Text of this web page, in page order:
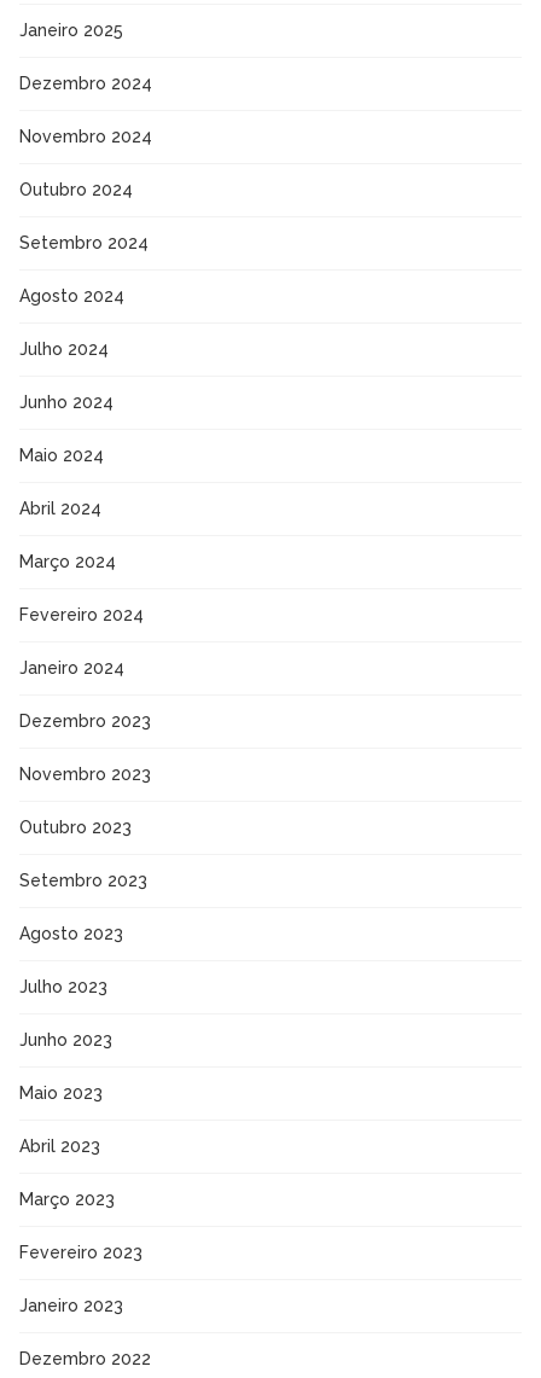
Janeiro 2025
Dezembro 2024
Novembro 2024
Outubro 2024
Setembro 2024
Agosto 2024
Julho 2024
Junho 2024
Maio 2024
Abril 2024
Março 2024
Fevereiro 2024
Janeiro 2024
Dezembro 2023
Novembro 2023
Outubro 2023
Setembro 2023
Agosto 2023
Julho 2023
Junho 2023
Maio 2023
Abril 2023
Março 2023
Fevereiro 2023
Janeiro 2023
Dezembro 2022